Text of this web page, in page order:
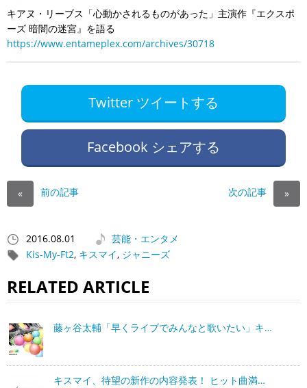
キアヌ・リーブス「心動かされるものがあった」主演作『エクスポ
ーズ 暗闇の迷宮』を語る
https://www.entameplex.com/archives/30718
Twitter ツイートする
Facebook シェアする
« 前の記事 次の記事 »
2016.08.01
芸能・エンタメ
Kis-My-Ft2, キスマイ, ジャニーズ
RELATED ARTICLE
藤ヶ谷太輔「早くライブでみんなと歌いたい」キ…
キスマイ、待望の新作の内容発表！ ヒット曲満…